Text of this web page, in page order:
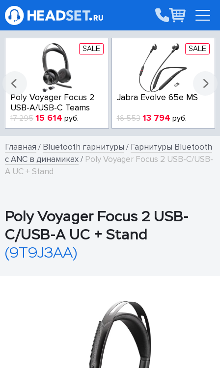
SALE
Poly Voyager Focus 2
USB-A/USB-C Teams
17 295 15 614 руб.
SALE
Jabra Evolve 65e MS
16 553 13 794 руб.
Главная / Bluetooth гарнитуры / Гарнитуры Bluetooth
с ANC в динамиках/ Poly Voyager Focus 2 USB-С/USB-
A UC + Stand
Poly Voyager Focus 2 USB-
С/USB-A UC + Stand
(9T9J3AA)